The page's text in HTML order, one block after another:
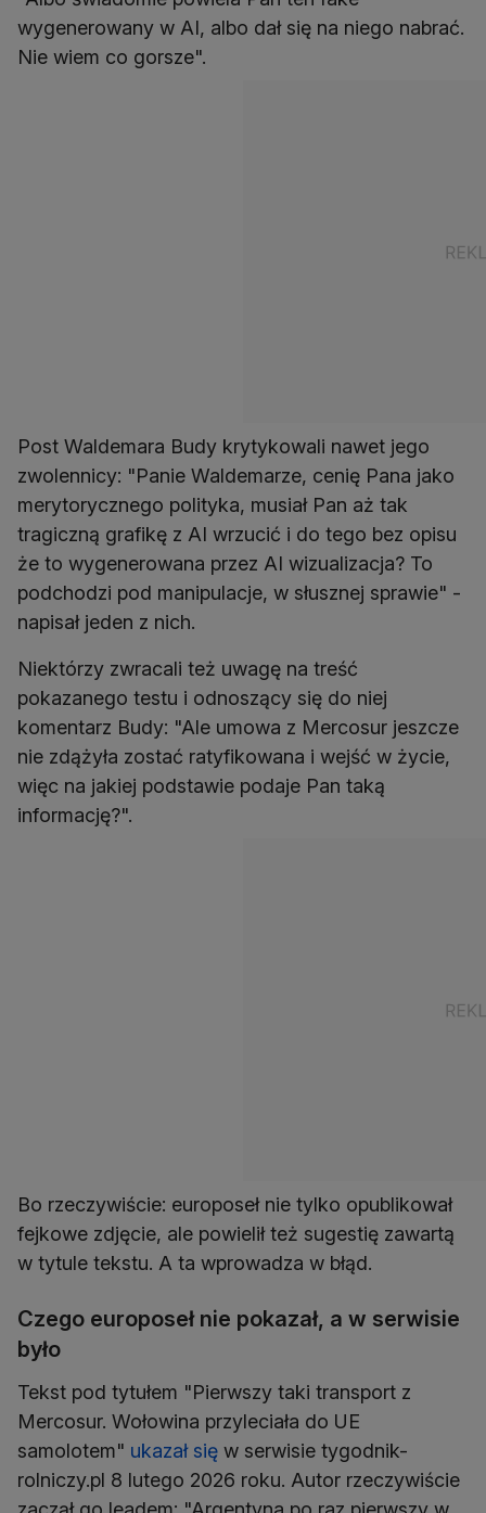
wygenerowany w AI, albo dał się na niego nabrać.
Nie wiem co gorsze".
Post Waldemara Budy krytykowali nawet jego
zwolennicy: "Panie Waldemarze, cenię Pana jako
merytorycznego polityka, musiał Pan aż tak
tragiczną grafikę z AI wrzucić i do tego bez opisu
że to wygenerowana przez AI wizualizacja? To
podchodzi pod manipulacje, w słusznej sprawie" -
napisał jeden z nich.
Niektórzy zwracali też uwagę na treść
pokazanego testu i odnoszący się do niej
komentarz Budy: "Ale umowa z Mercosur jeszcze
nie zdążyła zostać ratyfikowana i wejść w życie,
więc na jakiej podstawie podaje Pan taką
informację?".
Bo rzeczywiście: europoseł nie tylko opublikował
fejkowe zdjęcie, ale powielił też sugestię zawartą
w tytule tekstu. A ta wprowadza w błąd.
Czego europoseł nie pokazał, a w serwisie
było
Tekst pod tytułem "Pierwszy taki transport z
Mercosur. Wołowina przyleciała do UE
samolotem" ukazał się w serwisie tygodnik-
rolniczy.pl 8 lutego 2026 roku. Autor rzeczywiście